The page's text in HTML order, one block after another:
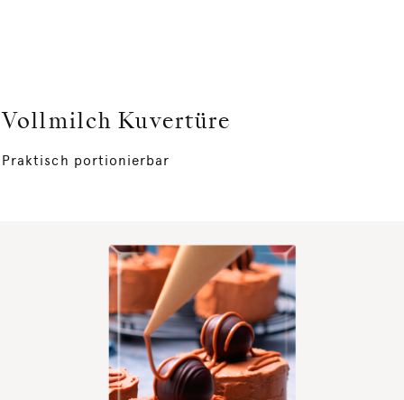
Vollmilch Kuvertüre
Praktisch portionierbar